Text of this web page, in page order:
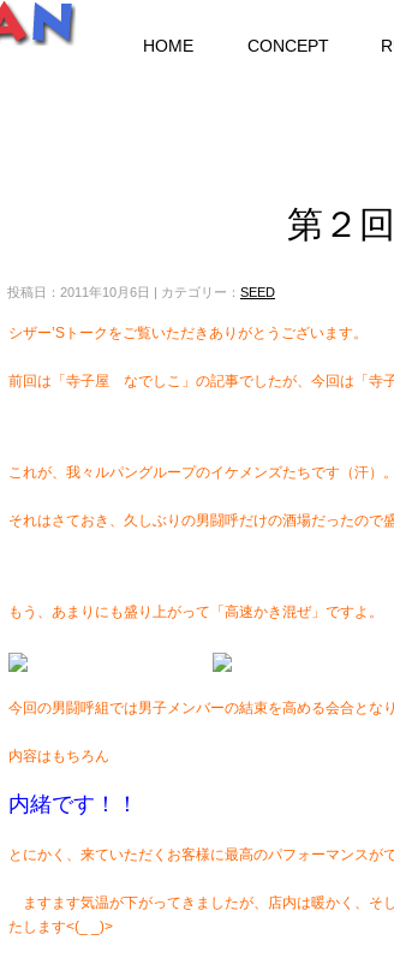
HOME CONCEPT
第２
投稿日：2011年10月6日 | カテゴリー： SEED
シザー’Sトークをご覧いただきありがとうございます。
前回は「寺子屋 なでしこ」の記事でしたが、今回は「寺
これが、我々ルパングループのイケメンズたちです（汗）
それはさておき、久しぶりの男闘呼だけの酒場だったので
もう、あまりにも盛り上がって「高速かき混ぜ」ですよ。
今回の男闘呼組では男子メンバーの結束を高める会合となり
内容はもちろん
内緒です！！
とにかく、来ていただくお客様に最高のパフォーマンスが
ますます気温が下がってきましたが、店内は暖かく、そ
たします<(_ _)>